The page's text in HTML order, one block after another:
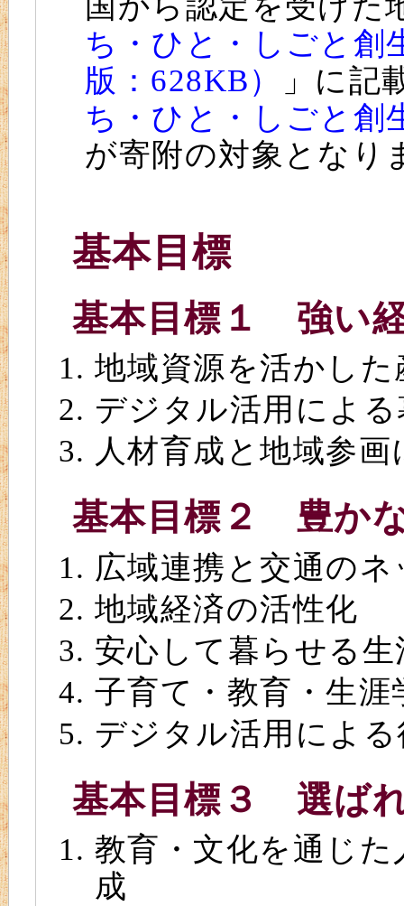
ち・ひと・しごと創
版：628KB）
」に記
ち・ひと・しごと創
が寄附の対象となり
基本目標
基本目標１ 強い
地域資源を活かし
デジタル活用によ
人材育成と地域参
基本目標２ 豊か
広域連携と交通の
地域経済の活性化
安心して暮らせる
子育て・教育・生涯
デジタル活用によ
基本目標３ 選ば
教育・文化を通じ
成